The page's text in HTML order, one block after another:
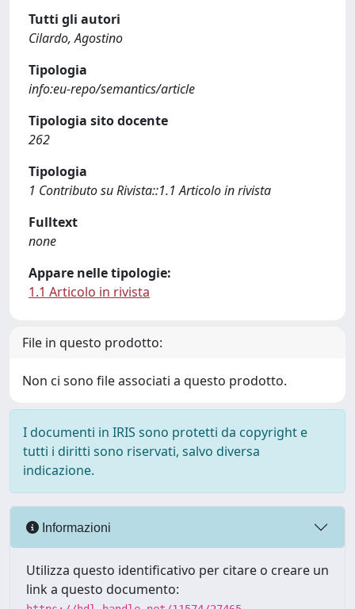
Tutti gli autori
Cilardo, Agostino
Tipologia
info:eu-repo/semantics/article
Tipologia sito docente
262
Tipologia
1 Contributo su Rivista::1.1 Articolo in rivista
Fulltext
none
Appare nelle tipologie:
1.1 Articolo in rivista
File in questo prodotto:
Non ci sono file associati a questo prodotto.
I documenti in IRIS sono protetti da copyright e
tutti i diritti sono riservati, salvo diversa
indicazione.
Informazioni
Utilizza questo identificativo per citare o creare un
link a questo documento: